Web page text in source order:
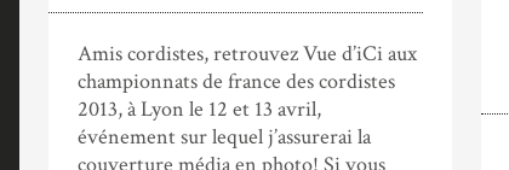
Amis cordistes, retrouvez Vue d’iCi aux
championnats de france des cordistes
2013, à Lyon le 12 et 13 avril,
événement sur lequel j’assurerai la
couverture média en photo! Si vous